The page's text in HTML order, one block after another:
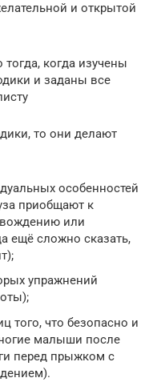
и открытой
когда изучены
и заданы все
то они делают
особенностей
приобщают к
или
ещё сложно сказать,
упражнений
того, что безопасно и
малыши после
перед прыжком с